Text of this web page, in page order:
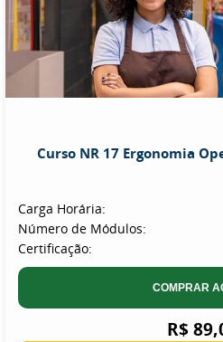
Curso NR 17 Ergonomia
Carga Horária:
Número de Módulos:
Certificação:
COMPRAR
R$